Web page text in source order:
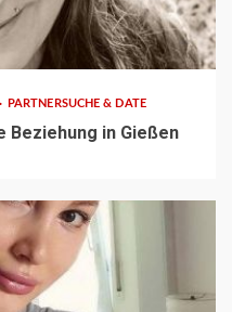
PARTNERSUCHE & DATE
Beziehung in Gießen